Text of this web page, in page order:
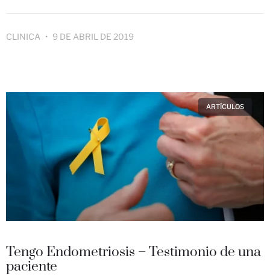
CLINICA 9 DE ABRIL DE 2019
ARTÍCULOS
Tengo Endometriosis – Testimonio de una
paciente